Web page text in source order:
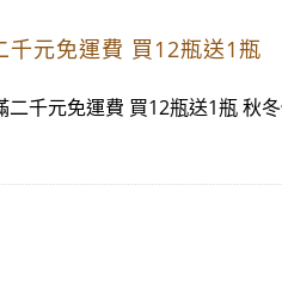
千元免運費 買12瓶送1瓶
千元免運費 買12瓶送1瓶 秋